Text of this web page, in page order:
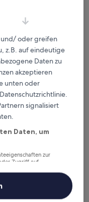
entfernt
Der
Preis
beträgt
95 €
95 €
inkl. Steuern & Gebühren
10. Aug.–11. Aug.
und/ oder greifen
z.B. auf eindeutige
Daten zu
akzeptieren
unten oder
signalisiert
Daten, um
zur
Zugriff auf
von Inhalten,
von